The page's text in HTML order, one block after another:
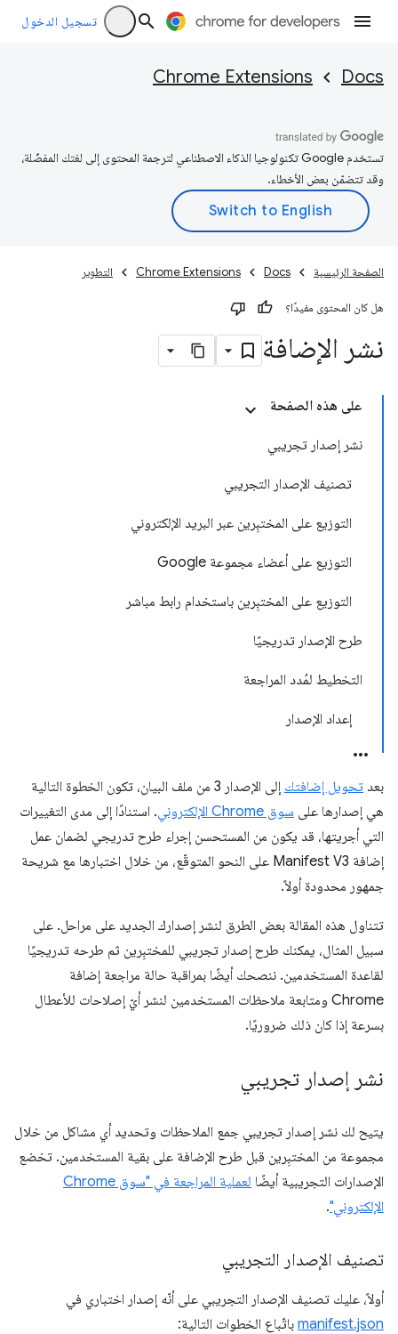
تسجيل الدخول
Docs
Chrome Extensions
تستخدم Google تكنولوجيا الذكاء الاصطناعي لترجمة المحتوى إلى لغتك المفضّلة،
وقد تتضمّن بعض الأخطاء.
الصفحة الرئيسية Docs
Chrome Extensions التطوير
هل كان المحتوى مفيدًا؟
نشر الإضافة
على هذه الصفحة
نشر إصدار تجريبي
تصنيف الإصدار التجريبي
التوزيع على المختبِرين عبر البريد الإلكتروني
التوزيع على أعضاء مجموعة Google
التوزيع على المختبِرين باستخدام رابط مباشر
طرح الإصدار تدريجيًا
التخطيط لمُدد المراجعة
إعداد الإصدار
بعد تحويل إضافتك
إلى الإصدار 3 من ملف البيان، تكون الخطوة التالية
هي إصدارها على سوق Chrome الإلكتروني
. استنادًا إلى مدى التغييرات
التي أجريتها، قد يكون من المستحسن إجراء طرح تدريجي لضمان عمل
إضافة Manifest V3 على النحو المتوقّع، من خلال اختبارها مع شريحة
جمهور محدودة أولاً.
تتناول هذه المقالة بعض الطرق لنشر إصدارك الجديد على مراحل. على
سبيل المثال، يمكنك طرح إصدار تجريبي للمختبِرين ثم طرحه تدريجيًا
لقاعدة المستخدمين. ننصحك أيضًا بمراقبة حالة مراجعة إضافة
Chrome ومتابعة ملاحظات المستخدمين لنشر أيّ إصلاحات للأعطال
بسرعة إذا كان ذلك ضروريًا.
نشر إصدار تجريبي
يتيح لك نشر إصدار تجريبي جمع الملاحظات وتحديد أي مشاكل من خلال
مجموعة من المختبِرين قبل طرح الإضافة على بقية المستخدمين. تخضع
الإصدارات التجريبية أيضًا
لعملية المراجعة في "سوق Chrome
الإلكتروني".
تصنيف الإصدار التجريبي
أولاً، عليك تصنيف الإصدار التجريبي على أنّه إصدار اختباري في
manifest.json باتّباع الخطوات التالية: